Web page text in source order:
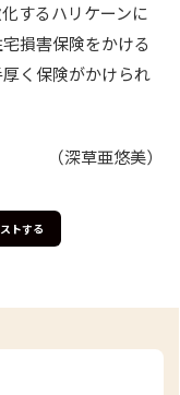
するハリケーンに
損害保険をかける
く保険がかけられ
（深草亜悠美）
トする